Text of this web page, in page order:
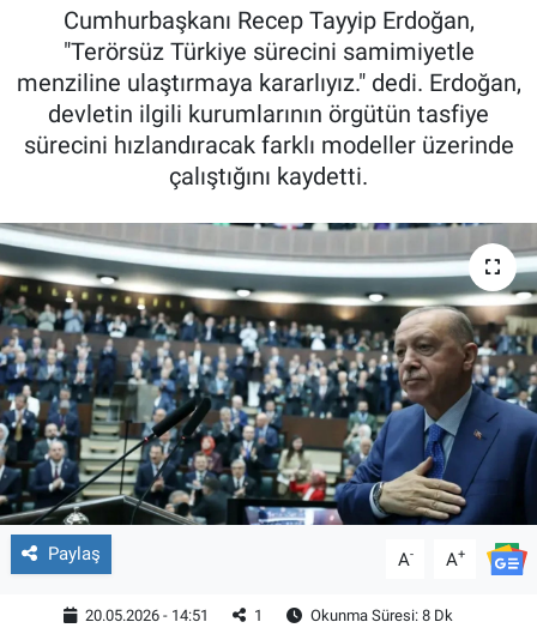
Cumhurbaşkanı Recep Tayyip Erdoğan,
"Terörsüz Türkiye sürecini samimiyetle
menziline ulaştırmaya kararlıyız." dedi. Erdoğan,
devletin ilgili kurumlarının örgütün tasfiye
sürecini hızlandıracak farklı modeller üzerinde
çalıştığını kaydetti.
Paylaş A- A+
20.05.2026 - 14:51 1 Okunma Süresi: 8 Dk